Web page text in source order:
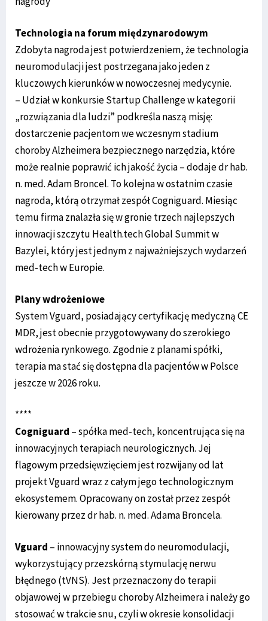
Technologia na forum międzynarodowym
Zdobyta nagroda jest potwierdzeniem, że technologia
neuromodulacji jest postrzegana jako jeden z
kluczowych kierunków w nowoczesnej medycynie.
– Udział w konkursie Startup Challenge w kategorii
„rozwiązania dla ludzi” podkreśla naszą misję:
dostarczenie pacjentom we wczesnym stadium
choroby Alzheimera bezpiecznego narzędzia, które
może realnie poprawić ich jakość życia – dodaje dr hab.
n. med. Adam Broncel. To kolejna w ostatnim czasie
nagroda, którą otrzymał zespół Cogniguard. Miesiąc
temu firma znalazła się w gronie trzech najlepszych
innowacji szczytu Health.tech Global Summit w
Bazylei, który jest jednym z najważniejszych wydarzeń
med-tech w Europie.
Plany wdrożeniowe
System Vguard, posiadający certyfikację medyczną CE
MDR, jest obecnie przygotowywany do szerokiego
wdrożenia rynkowego. Zgodnie z planami spółki,
terapia ma stać się dostępna dla pacjentów w Polsce
jeszcze w 2026 roku.
****
Cogniguard – spółka med-tech, koncentrująca się na
innowacyjnych terapiach neurologicznych. Jej
flagowym przedsięwzięciem jest rozwijany od lat
projekt Vguard wraz z całym jego technologicznym
ekosystemem. Opracowany on został przez zespół
kierowany przez dr hab. n. med. Adama Broncela.
Vguard – innowacyjny system do neuromodulacji,
wykorzystujący przezskórną stymulację nerwu
błędnego (tVNS). Jest przeznaczony do terapii
objawowej w przebiegu choroby Alzheimera i należy go
stosować w trakcie snu, czyli w okresie konsolidacji